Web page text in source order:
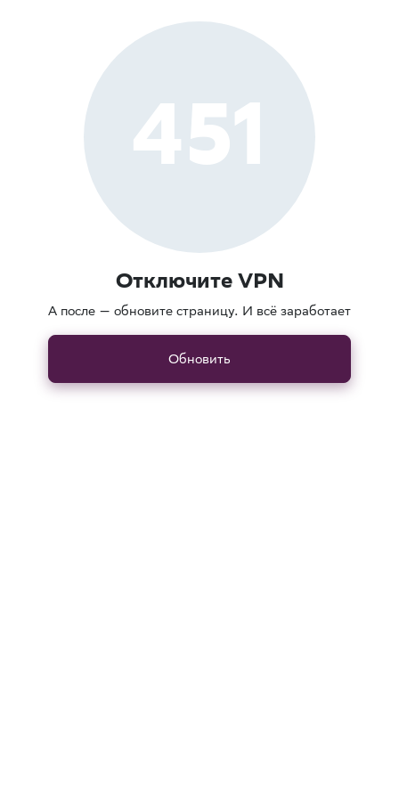
451
Отключите VPN
А после — обновите страницу. И всё заработает
Обновить